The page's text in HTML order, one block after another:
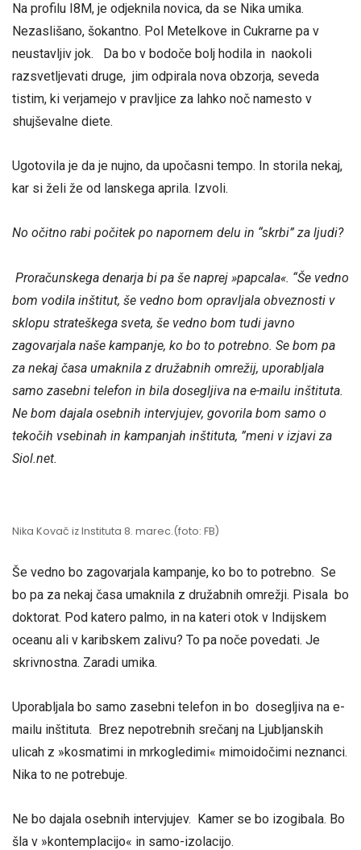
Na profilu I8M, je odjeknila novica, da se Nika umika.
Nezaslišano, šokantno. Pol Metelkove in Cukrarne pa v
neustavljiv jok. Da bo v bodoče bolj hodila in naokoli
razsvetljevati druge, jim odpirala nova obzorja, seveda
tistim, ki verjamejo v pravljice za lahko noč namesto v
shujševalne diete.
Ugotovila je da je nujno, da upočasni tempo. In storila nekaj,
kar si želi že od lanskega aprila. Izvoli.
No očitno rabi počitek po napornem delu in “skrbi” za ljudi?
Proračunskega denarja bi pa še naprej »papcala«. “Še vedno
bom vodila inštitut, še vedno bom opravljala obveznosti v
sklopu strateškega sveta, še vedno bom tudi javno
zagovarjala naše kampanje, ko bo to potrebno. Se bom pa
za nekaj časa umaknila z družabnih omrežij, uporabljala
samo zasebni telefon in bila dosegljiva na e-mailu inštituta.
Ne bom dajala osebnih intervjujev, govorila bom samo o
tekočih vsebinah in kampanjah inštituta, ”meni v izjavi za
Siol.net.
Nika Kovač iz Instituta 8. marec.(foto: FB)
Še vedno bo zagovarjala kampanje, ko bo to potrebno. Se
bo pa za nekaj časa umaknila z družabnih omrežji. Pisala bo
doktorat. Pod katero palmo, in na kateri otok v Indijskem
oceanu ali v karibskem zalivu? To pa noče povedati. Je
skrivnostna. Zaradi umika.
Uporabljala bo samo zasebni telefon in bo dosegljiva na e-
mailu inštituta. Brez nepotrebnih srečanj na Ljubljanskih
ulicah z »kosmatimi in mrkogledimi« mimoidočimi neznanci.
Nika to ne potrebuje.
Ne bo dajala osebnih intervjujev. Kamer se bo izogibala. Bo
šla v »kontemplacijo« in samo-izolacijo.